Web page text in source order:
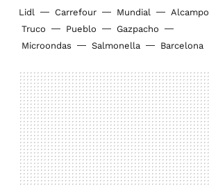
Lidl Carrefour Mundial
Alcampo
Truco
Pueblo
Gazpacho
Microondas
Salmonella Barcelona